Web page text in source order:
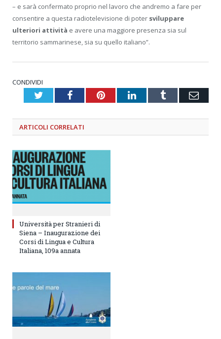
– e sarà confermato proprio nel lavoro che andremo a fare per
consentire a questa radiotelevisione di poter sviluppare
ulteriori attività e avere una maggiore presenza sia sul
territorio sammarinese, sia su quello italiano”.
CONDIVIDI
TwitterFacebookPinterestLinkedInTumblr
ARTICOLI CORRELATI
Università per Stranieri di
Siena – Inaugurazione dei
Corsi di Lingua e Cultura
Italiana, 109a annata